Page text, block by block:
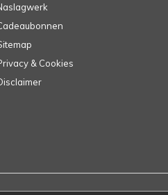
& Cookies